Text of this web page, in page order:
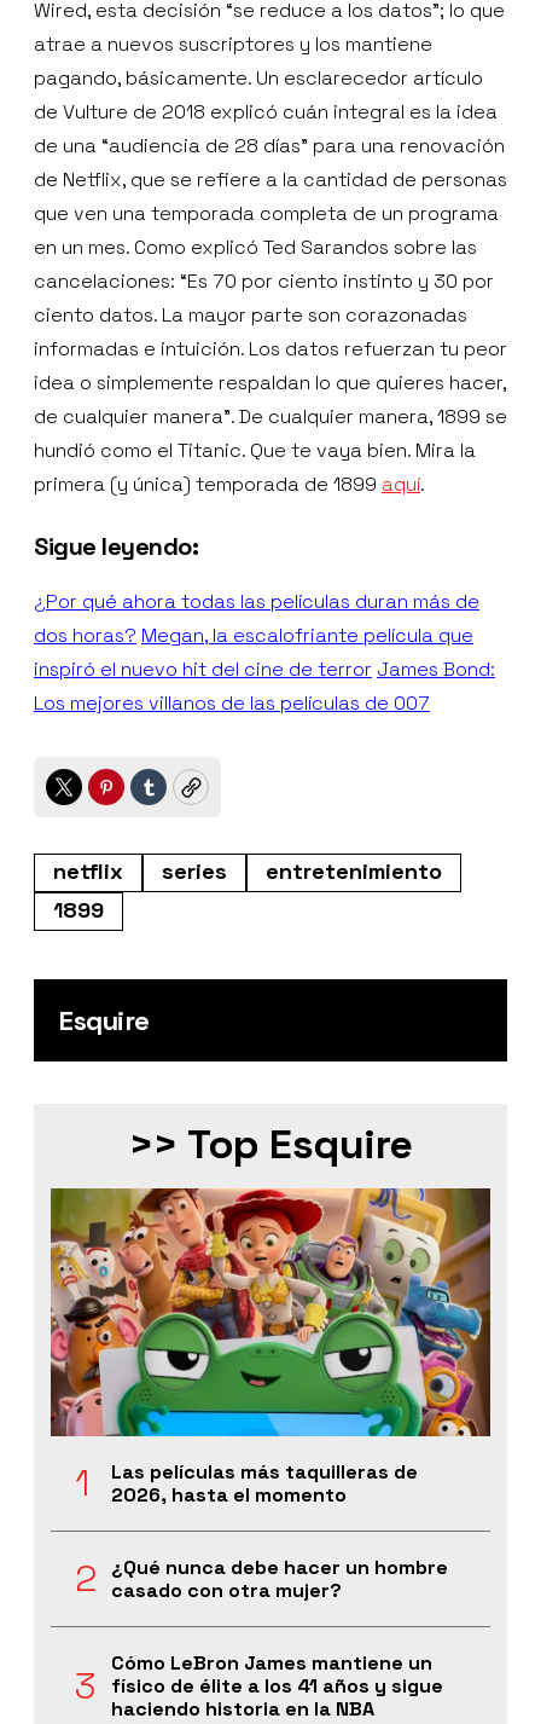
Wired, esta decisión “se reduce a los datos”; lo que
atrae a nuevos suscriptores y los mantiene
pagando, básicamente. Un esclarecedor artículo
de Vulture de 2018 explicó cuán integral es la idea
de una “audiencia de 28 días” para una renovación
de Netflix, que se refiere a la cantidad de personas
que ven una temporada completa de un programa
en un mes. Como explicó Ted Sarandos sobre las
cancelaciones: “Es 70 por ciento instinto y 30 por
ciento datos. La mayor parte son corazonadas
informadas e intuición. Los datos refuerzan tu peor
idea o simplemente respaldan lo que quieres hacer,
de cualquier manera”. De cualquier manera, 1899 se
hundió como el Titanic. Que te vaya bien. Mira la
primera (y única) temporada de 1899 aquí.
Sigue leyendo:
¿Por qué ahora todas las películas duran más de
dos horas? Megan, la escalofriante película que
inspiró el nuevo hit del cine de terror James Bond:
Los mejores villanos de las películas de 007
TwitterPinterest
TumblrCopy
netflix series
entretenimiento
1899
Esquire
>> Top Esquire
Las películas más taquilleras de
2026, hasta el momento
¿Qué nunca debe hacer un hombre
casado con otra mujer?
Cómo LeBron James mantiene un
físico de élite a los 41 años y sigue
haciendo historia en la NBA